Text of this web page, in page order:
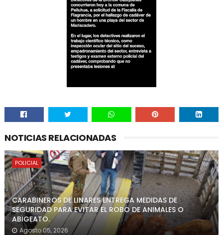
NOTICIAS RELACIONADAS
POLICIAL
CARABINEROS DE LINARES ENTREGA MEDIDAS DE
SEGURIDAD PARA EVITAR EL ROBO DE ANIMALES O
ABIGEATO.
Agosto 05, 2026